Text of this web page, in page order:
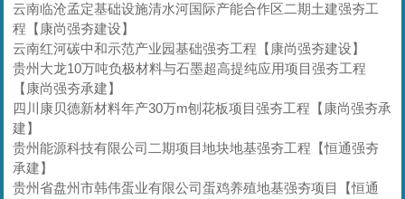
云南临沧孟定基础设施清水河国际产能合作区二期土建强夯工
程【康尚强夯建设】
云南红河碳中和示范产业园基础强夯工程【康尚强夯建设】
贵州大龙10万吨负极材料与石墨超高提纯应用项目强夯工程
【康尚强夯承建】
四川康贝德新材料年产30万m刨花板项目强夯工程【康尚强夯承
建】
贵州能源科技有限公司二期项目地块地基强夯工程【恒通强夯
承建】
贵州省盘州市韩伟蛋业有限公司蛋鸡养殖地基强夯项目【恒通